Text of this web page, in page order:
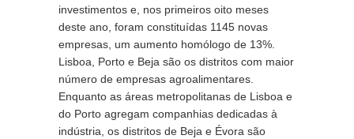
investimentos e, nos primeiros oito meses
deste ano, foram constituídas 1145 novas
empresas, um aumento homólogo de 13%.
Lisboa, Porto e Beja são os distritos com maior
número de empresas agroalimentares.
Enquanto as áreas metropolitanas de Lisboa e
do Porto agregam companhias dedicadas à
indústria, os distritos de Beja e Évora são